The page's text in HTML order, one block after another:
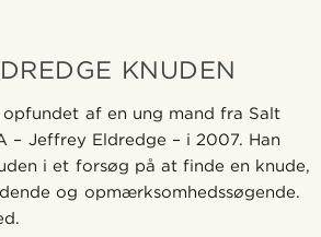
KNUDEN
af en ung mand fra Salt
– Jeffrey Eldredge – i 2007. Han
i et forsøg på at finde en knude,
og opmærksomhedssøgende.